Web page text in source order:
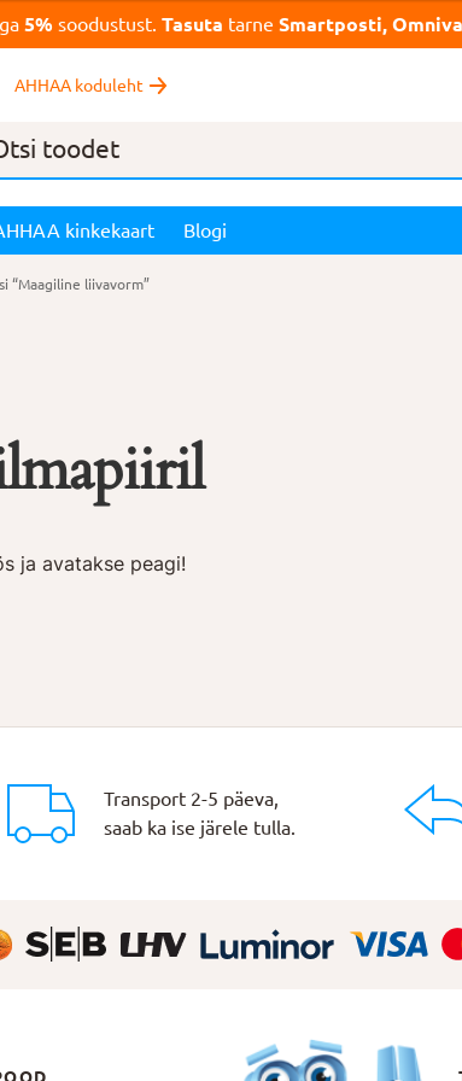
5% soodustust. Tasuta tarne Smartposti,
AHHAA koduleht
kinkekaart Blogi
“Maagiline liivavorm”
ja avatakse peagi!
Transport 2-5 päeva,
saab ka ise järele tulla.